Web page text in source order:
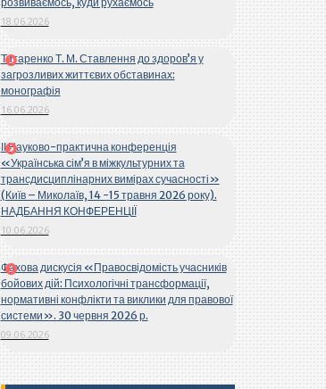
18.06.2026
Титаренко Т. М. Ставлення до здоров’я у
загрозливих життєвих обставинах:
монографія
16.06.2026
ІІ Науково-практична конференція
«Українська сім’я в міжкультурних та
трансдисциплінарних вимірах сучасності»
(Київ – Миколаїв, 14 -15 травня 2026 року).
НАДБАННЯ КОНФЕРЕНЦІЇ
10.06.2026
Фахова дискусія «Правосвідомість учасників
бойових дій: Психологічні трансформації,
нормативні конфлікти та виклики для правової
системи». 30 червня 2026 р.
09.06.2026